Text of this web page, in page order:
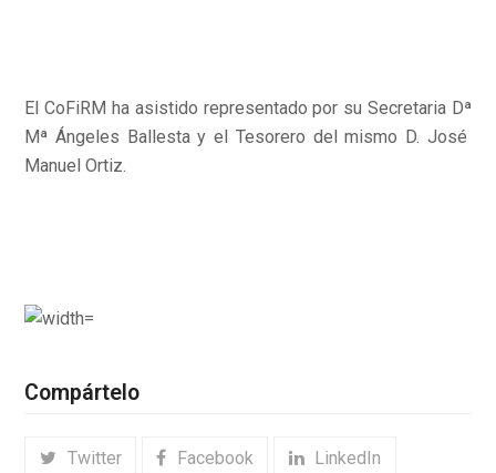
El CoFiRM ha asistido representado por su Secretaria Dª
Mª Ángeles Ballesta y el Tesorero del mismo D. José
Manuel Ortiz.
Compártelo
Twitter Facebook LinkedIn